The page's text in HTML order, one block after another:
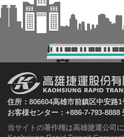
住所：806604高雄市前鎮区中安路1
お客様センター：+886-7-793-8888
当サイトの著作権は高雄捷運公司